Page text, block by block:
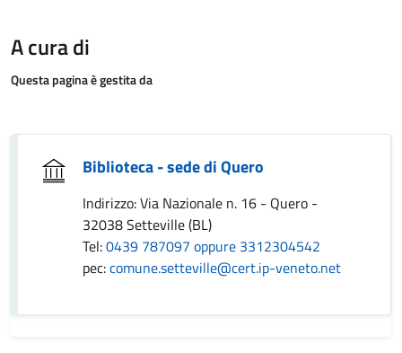
A cura di
Questa pagina è gestita da
Biblioteca - sede di Quero
Indirizzo: Via Nazionale n. 16 - Quero -
32038 Setteville (BL)
Tel:0439 787097 oppure 3312304542
pec:comune.setteville@cert.ip-veneto.net